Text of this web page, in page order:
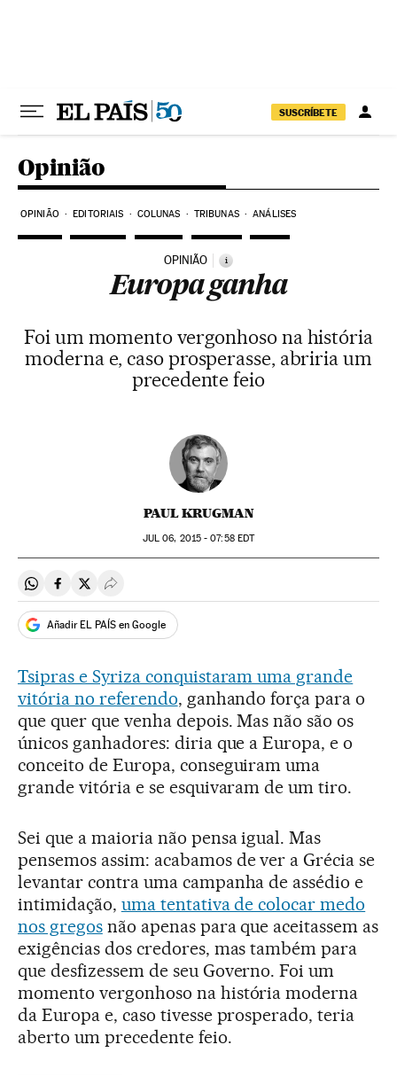
SUSCRÍBETE
Opinião
OPINIÃO EDITORIAIS COLUNAS TRIBUNAS ANÁLISES
OPINIÃO i
Europa ganha
Foi um momento vergonhoso na história
moderna e, caso prosperasse, abriria um
precedente feio
PAUL KRUGMAN
JUL 06, 2015 - 07:58EDT
Compartir en Whatsapp
Compartir en Facebook
Compartir en Twitter
Desplegar Redes Sociales
Añadir EL PAÍS en Google
Tsipras e Syriza conquistaram uma grande
vitória no referendo, ganhando força para o
que quer que venha depois. Mas não são os
únicos ganhadores: diria que a Europa, e o
conceito de Europa, conseguiram uma
grande vitória e se esquivaram de um tiro.
Sei que a maioria não pensa igual. Mas
pensemos assim: acabamos de ver a Grécia se
levantar contra uma campanha de assédio e
intimidação, uma tentativa de colocar medo
nos gregosnão apenas para que aceitassem as
exigências dos credores, mas também para
que desfizessem de seu Governo. Foi um
momento vergonhoso na história moderna
da Europa e, caso tivesse prosperado, teria
aberto um precedente feio.